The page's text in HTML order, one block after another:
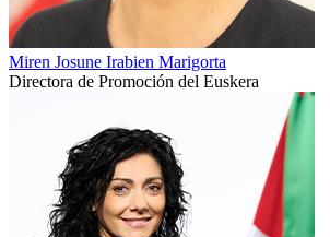
Miren Josune Irabien Marigorta
Directora de Promoción del Euskera